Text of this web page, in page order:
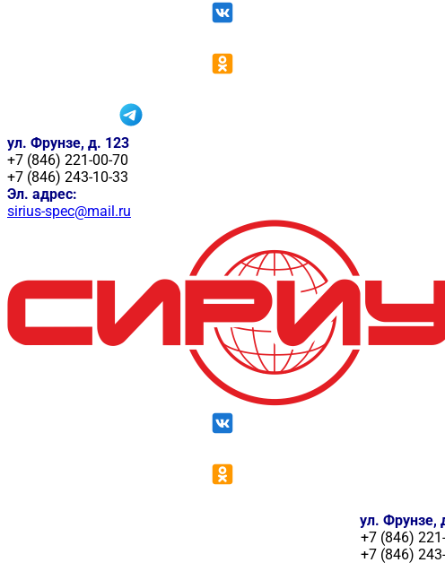
ул. Фрунзе, д. 123
+7 (846) 221-00-70
+7 (846) 243-10-33
Эл. адрес:
sirius-spec@mail.ru
ул. Фрунзе,
+7 (846)
+7 (846)